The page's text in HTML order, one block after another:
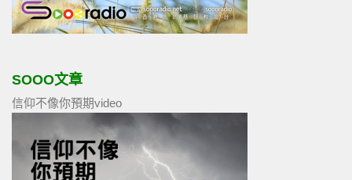
SOOO文章
信仰不像你預期video